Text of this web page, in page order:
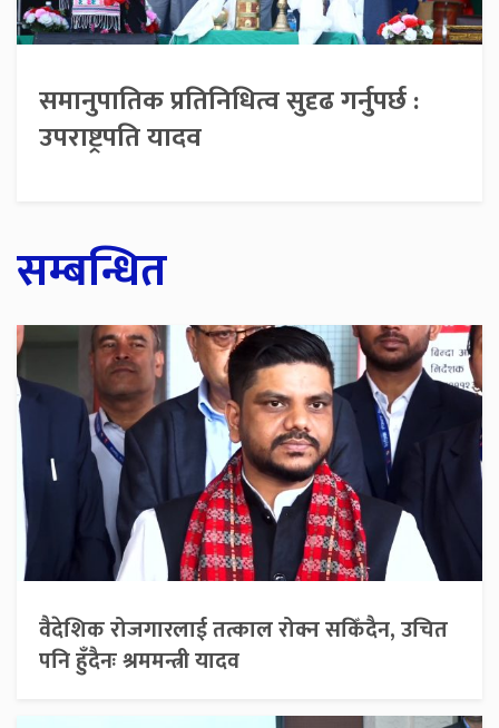
समानुपातिक प्रतिनिधित्व सुदृढ गर्नुपर्छ :
उपराष्ट्रपति यादव
सम्बन्धित
वैदेशिक रोजगारलाई तत्काल रोक्न सकिँदैन, उचित
पनि हुँदैनः श्रममन्त्री यादव